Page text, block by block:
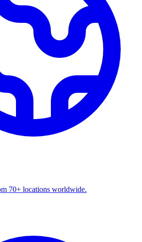
70+ locations worldwide.